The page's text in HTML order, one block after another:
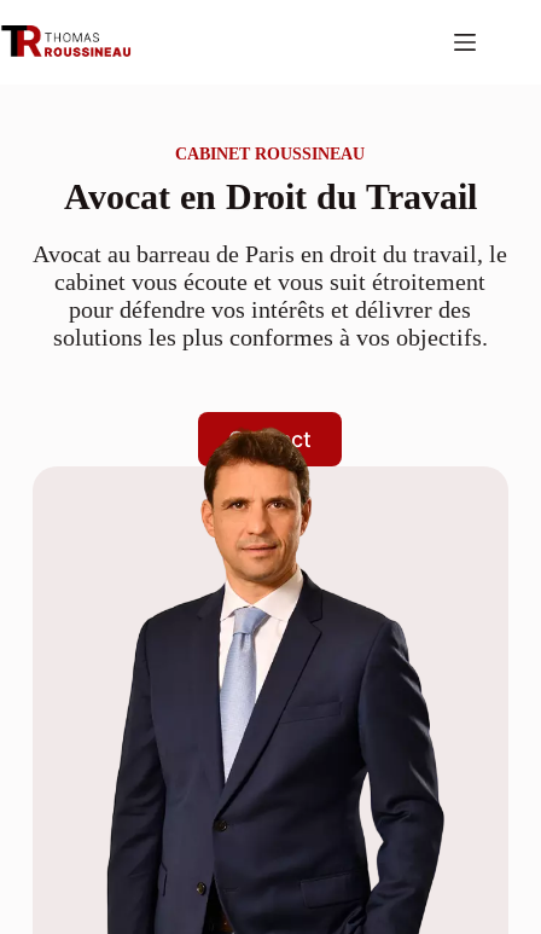
au
contenu
CABINET ROUSSINEAU
Avocat en Droit du Travail
Avocat au barreau de Paris en droit du travail, le
cabinet vous écoute et vous suit étroitement
pour défendre vos intérêts et délivrer des
solutions les plus conformes à vos objectifs.
Contact